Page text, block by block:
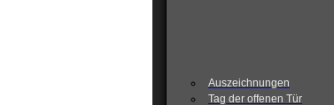
Auszeichnungen
Tag der offenen Tür